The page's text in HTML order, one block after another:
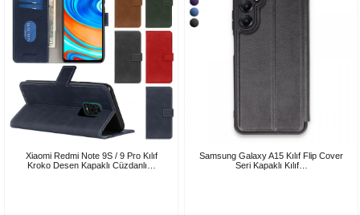
Xiaomi Redmi Note 9S / 9 Pro Kılıf
Kroko Desen Kapaklı Cüzdanlı…
Samsung Galaxy A15 Kılıf Flip Cover
Seri Kapaklı Kılıf…